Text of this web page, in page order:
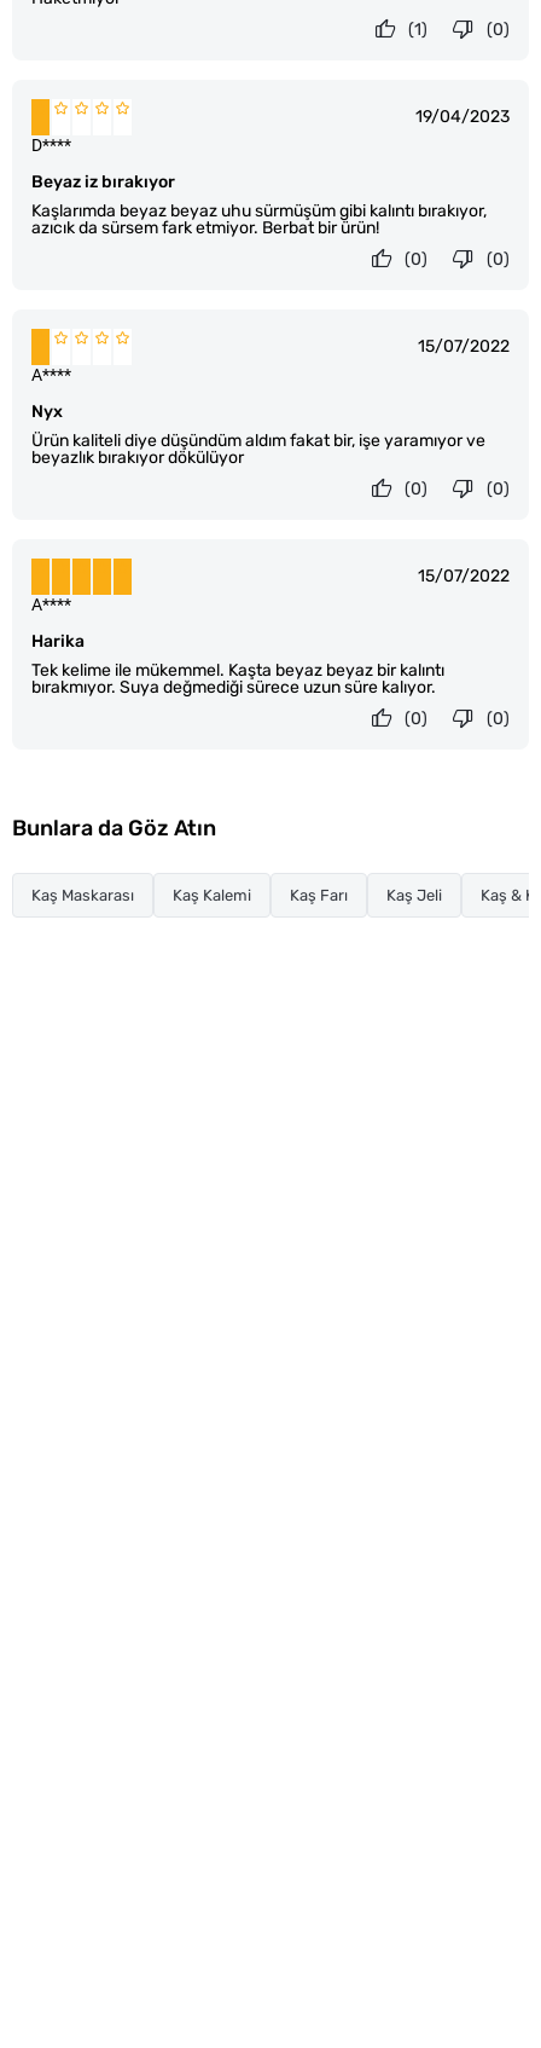
(0)
(1)
19/04/2023
Beyaz iz bırakıyor
Kaşlarımda beyaz beyaz uhu sürmüşüm gibi kalıntı bırakıyor,
azıcık da sürsem fark etmiyor. Berbat bir ürün!
D****
(0)
(0)
15/07/2022
Nyx
Ürün kaliteli diye düşündüm aldım fakat bir, işe yaramıyor ve
beyazlık bırakıyor dökülüyor
A****
(0)
(0)
15/07/2022
Harika
Tek kelime ile mükemmel. Kaşta beyaz beyaz bir kalıntı
bırakmıyor. Suya değmediği sürece uzun süre kalıyor.
A****
(0)
(0)
Bunlara da Göz Atın
Kaş Maskarası Kaş Kalemi Kaş Farı Kaş Jeli Kaş &